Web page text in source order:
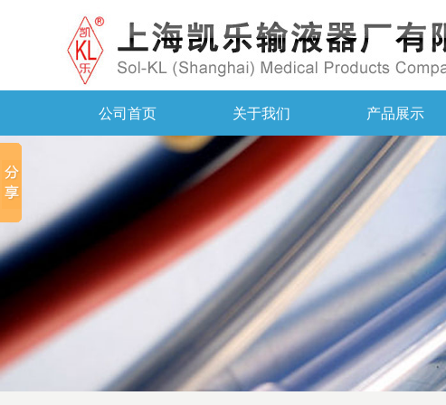
公司首页 关于我们 产品展示